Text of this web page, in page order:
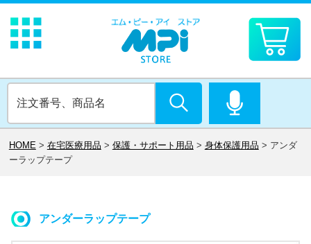
HOME > 在宅医療用品 > 保護・サポート用品 > 身体保護用品 > アンダ
ーラップテープ
アンダーラップテープ